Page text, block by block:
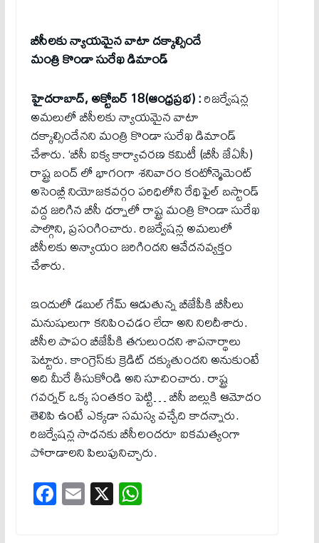
బీసీల‌కు న్యాయ‌మైన వాటా ద‌క్కాల్సిందే
మంత్రి కొండా సురేఖ డిమాండ్‌
హైద‌రాబాద్‌, అక్టోబ‌ర్ 18(ఆంధ్ర‌ప్ర‌భ‌) :రిజర్వేషన్ల
అమ‌లులో బీసీల‌కు న్యాయ‌మైన వాటా
ద‌క్కాల్సిందేన‌ని మంత్రి కొండా సురేఖ డిమాండ్
చేశారు. ‘బీసీ ఐక్య కార్యాచరణ కమిటీ (బీసీ జేఏసీ)
రాష్ట్ర బంద్ లో భాగంగా శ‌నివారం కంటోన్మెమెంట్
అసెంబ్లీ నియోజ‌క‌వ‌ర్గం ప‌రిధిలోని రేథిఫైల్ బ‌స్టాండ్
వ‌ద్ద జ‌రిగిన బీసీ ధ‌ర్నాలో రాష్ట్ర మంత్రి కొండా సురేఖ
పాల్గొని, ప్ర‌సంగించారు. రిజ‌ర్వేష‌న్ల అమ‌లులో
బీసీల‌కు అన్యాయం జ‌రిగింద‌ని ఆవేద‌న‌వ్యక్తం
చేశారు.
ఇందులో డ‌బుల్ గేమ్ ఆడుతున్న బీజేపీకి బీసీలు
మ‌నుషులుగా క‌నిపించ‌డం లేదా అని నిల‌దీశారు.
బీసీల పాపం బీజేపీకి త‌గులుంద‌ని శాప‌నార్థాలు
పెట్టారు. కాంగ్రెస్‌కు క్రెడిట్ ద‌క్కుతుంద‌ని అనుకుంటే
అది మీరే తీసుకోండి అని సూచించారు. రాష్ట్ర
గ‌వ‌ర్న‌ర్ ఒక్క సంత‌కం పెట్టి… బీసీ బిల్లుకి ఆమోదం
తెలిపి ఉంటే ఎక్క‌డా స‌మ‌స్య వ‌చ్చేది కాద‌న్నారు.
రిజ‌ర్వేష‌న్ల సాధ‌న‌కు బీసీలంద‌రూ ఐక‌మ‌త్యంగా
పోరాడాల‌ని పిలుపునిచ్చారు.
Fa
ce
E
m
X W
ha